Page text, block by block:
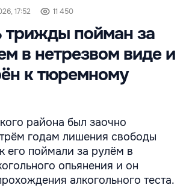
17:52 11 450
трижды пойман за
в нетрезвом виде и
к тюремному
района был заочно
годам лишения свободы
его поймали за рулём в
опьянения и он
алкогольного теста.